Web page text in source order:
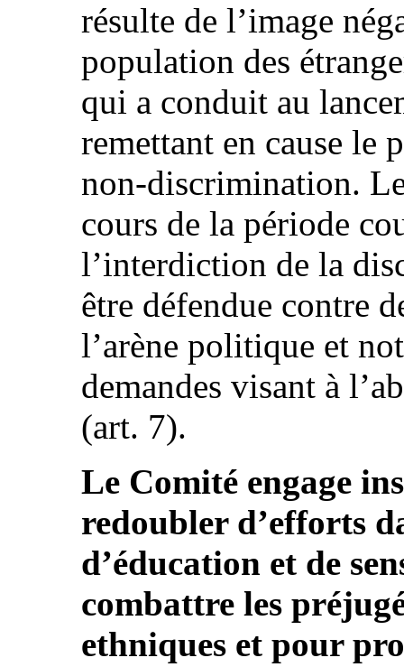
résulte de l’image
population des
qui a conduit au
remettant en cause le
non‑discrimination.
cours de la période
l’interdiction de la
être défendue contre
l’arène politique et
demandes visant à
(art. 7).
Le Comité engage
redoubler d’efforts
d’éducation et de
combattre les
ethniques et pour